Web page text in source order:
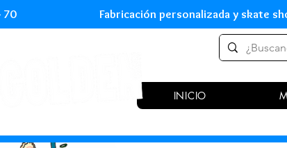
54 70 Fabricación personalizada y
INICIO